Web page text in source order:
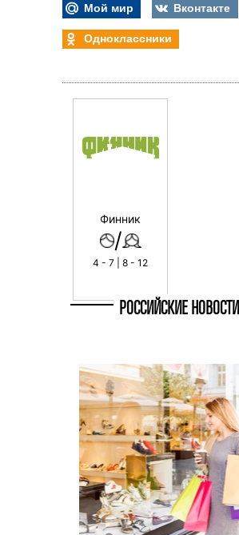
Мой мир
Вконтакте
Одноклассники
Финник
/
4 - 7 | 8 - 12
РОССИЙСКИЕ НОВОСТИ